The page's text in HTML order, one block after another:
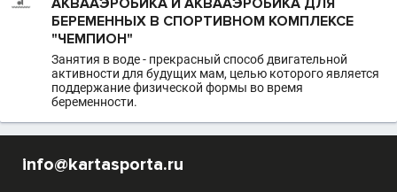
АКВААЭРОБИКА И АКВААЭРОБИКА ДЛЯ
БЕРЕМЕННЫХ В СПОРТИВНОМ КОМПЛЕКСЕ
"ЧЕМПИОН"
Занятия в воде - прекрасный способ двигательной
активности для будущих мам, целью которого является
поддержание физической формы во время
беременности.
info@kartasporta.ru